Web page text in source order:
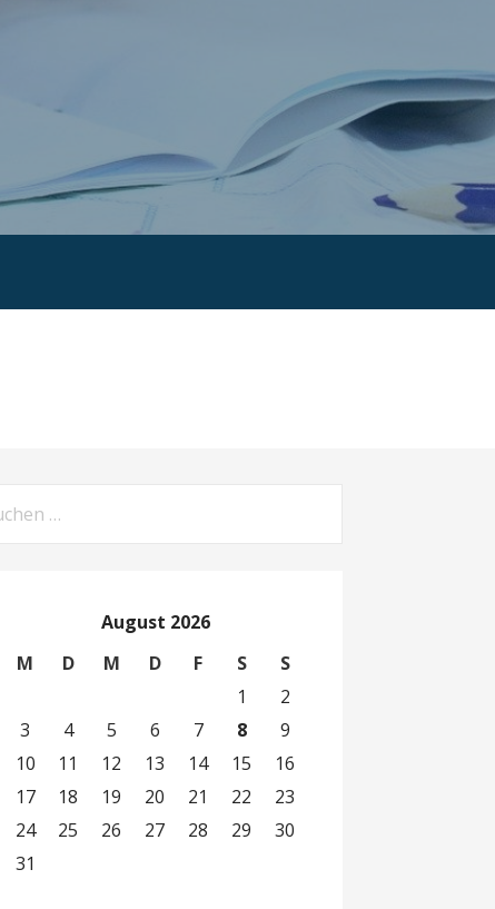
August 2026
M
D M D F S
S
1
2
3
4 5 6 7 8
9
10
11 12 13 14 15
16
17
18 19 20 21 22
23
24
25 26 27 28 29
30
31